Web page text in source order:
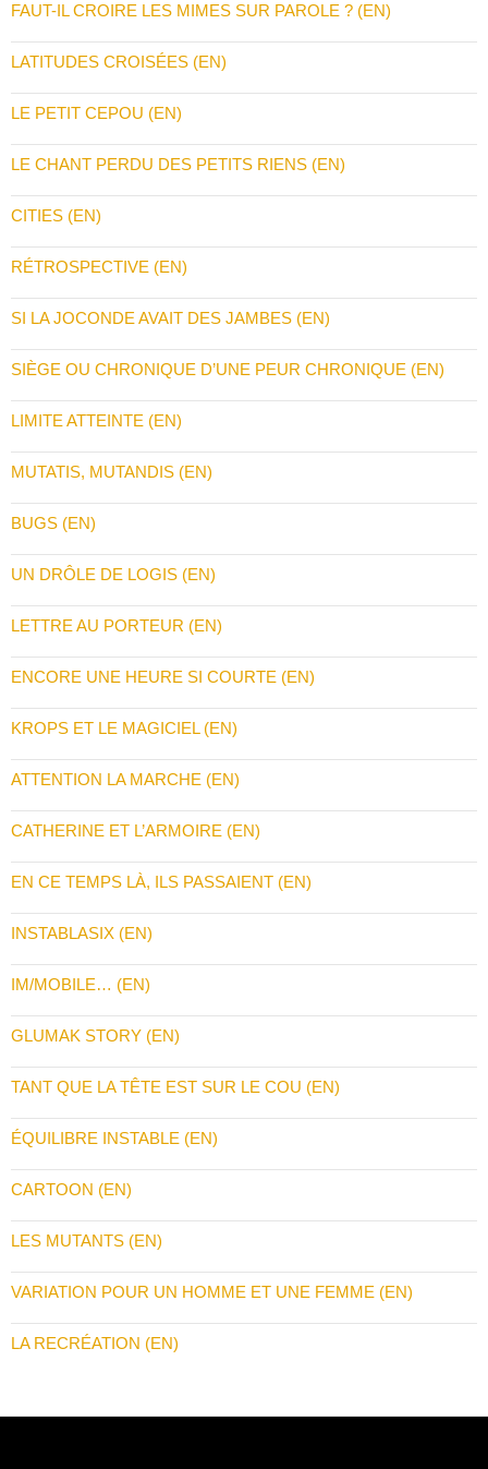
FAUT-IL CROIRE LES MIMES SUR PAROLE ? (EN)
LATITUDES CROISÉES (EN)
LE PETIT CEPOU (EN)
LE CHANT PERDU DES PETITS RIENS (EN)
CITIES (EN)
RÉTROSPECTIVE (EN)
SI LA JOCONDE AVAIT DES JAMBES (EN)
SIÈGE OU CHRONIQUE D’UNE PEUR CHRONIQUE (EN)
LIMITE ATTEINTE (EN)
MUTATIS, MUTANDIS (EN)
BUGS (EN)
UN DRÔLE DE LOGIS (EN)
LETTRE AU PORTEUR (EN)
ENCORE UNE HEURE SI COURTE (EN)
KROPS ET LE MAGICIEL (EN)
ATTENTION LA MARCHE (EN)
CATHERINE ET L’ARMOIRE (EN)
EN CE TEMPS LÀ, ILS PASSAIENT (EN)
INSTABLASIX (EN)
IM/MOBILE… (EN)
GLUMAK STORY (EN)
TANT QUE LA TÊTE EST SUR LE COU (EN)
ÉQUILIBRE INSTABLE (EN)
CARTOON (EN)
LES MUTANTS (EN)
VARIATION POUR UN HOMME ET UNE FEMME (EN)
LA RECRÉATION (EN)